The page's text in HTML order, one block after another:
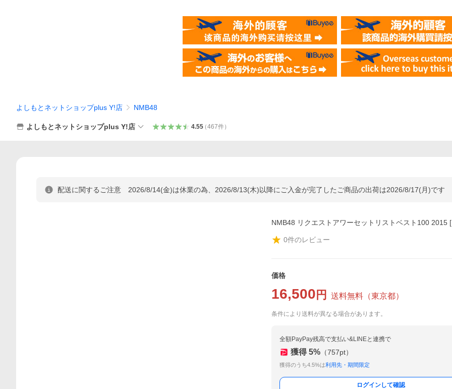
よしもとネットショップplus Y!店 NMB48
よしもとネットショップplus Y!店 4.55（467件）
配送に関するご注意 2026/8/14(金)は休業の為、2026/8/13(木)以降にご入金が完了したご商品の出荷は2026/8/17(月)です
NMB48 リクエストアワーセットリストベスト100 2015
0件のレビュー
価格
16,500 円 送料無料 （東京都）
条件により送料が異なる場合があります。
全額PayPay残高で支払い&LINEと連携で
獲得 5% （757pt）
獲得のうち4.5%は利用先・期間限定
ログインして確認